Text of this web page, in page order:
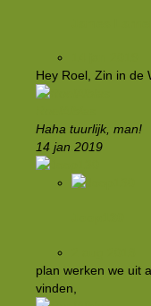
Hey Roel, Zin in de
Haha tuurlijk, man!
14 jan 2019
plan werken we uit
vinden,